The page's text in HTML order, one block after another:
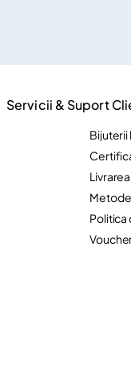
Servicii & Suport
Bijuterii
Politica